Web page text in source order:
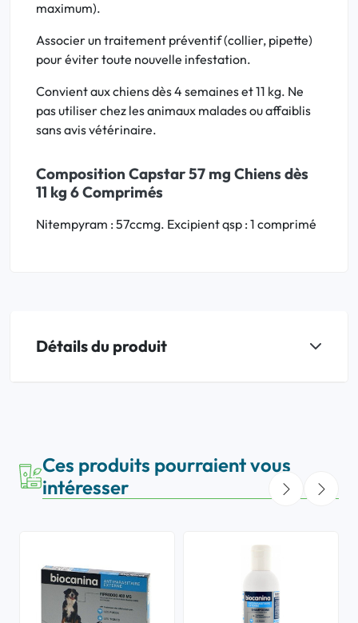
maximum).
Associer un traitement préventif (collier, pipette)
pour éviter toute nouvelle infestation.
Convient aux chiens dès 4 semaines et 11 kg. Ne
pas utiliser chez les animaux malades ou affaiblis
sans avis vétérinaire.
Composition Capstar 57 mg Chiens dès
11 kg 6 Comprimés
Nitempyram : 57ccmg. Excipient qsp : 1 comprimé
Détails du produit
Ces produits pourraient vous
intéresser